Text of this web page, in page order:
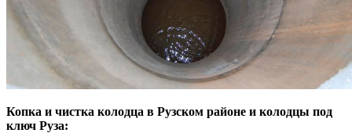
Копка и чистка колодца в Рузском районе и колодцы под
ключ Руза: